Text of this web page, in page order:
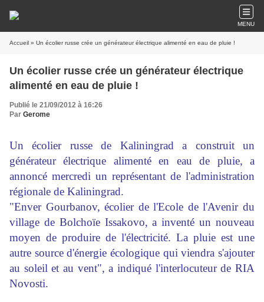
MENU
Accueil » Un écolier russe crée un générateur électrique alimenté en eau de pluie !
Un écolier russe crée un générateur électrique
alimenté en eau de pluie !
Publié le 21/09/2012 à 16:26
Par Gerome
Un écolier russe de Kaliningrad a construit un
générateur électrique alimenté en eau de pluie, a
annoncé mercredi un représentant de l'administration
régionale de Kaliningrad.
"Enver Gourbanov, écolier de l'Ecole de l'Avenir du
village de Bolchoïe Issakovo, a inventé un nouveau
moyen de produire de l'électricité. La pluie est une
autre source d'énergie écologique qui viendra s'ajouter
au soleil et au vent", a indiqué l'interlocuteur de RIA
Novosti.